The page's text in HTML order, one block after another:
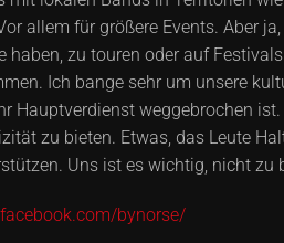
allem für größere Events. Aber
haben, zu touren oder auf
Ich bange sehr um unsere
Hauptverdienst weggebrochen
zu bieten. Etwas, das Leute
Uns ist es wichtig, nicht zu
bynorse/